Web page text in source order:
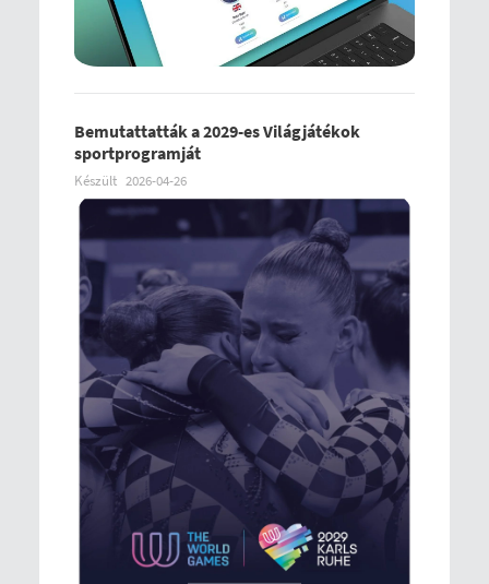
Bemutattatták a 2029-es Világjátékok
sportprogramját
Készült 2026-04-26